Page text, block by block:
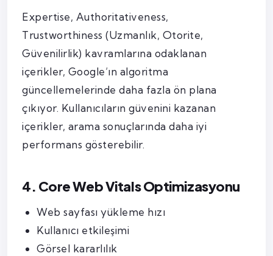
Expertise, Authoritativeness,
Trustworthiness (Uzmanlık, Otorite,
Güvenilirlik) kavramlarına odaklanan
içerikler, Google’ın algoritma
güncellemelerinde daha fazla ön plana
çıkıyor. Kullanıcıların güvenini kazanan
içerikler, arama sonuçlarında daha iyi
performans gösterebilir.
4. Core Web Vitals Optimizasyonu
Web sayfası yükleme hızı
Kullanıcı etkileşimi
Görsel kararlılık